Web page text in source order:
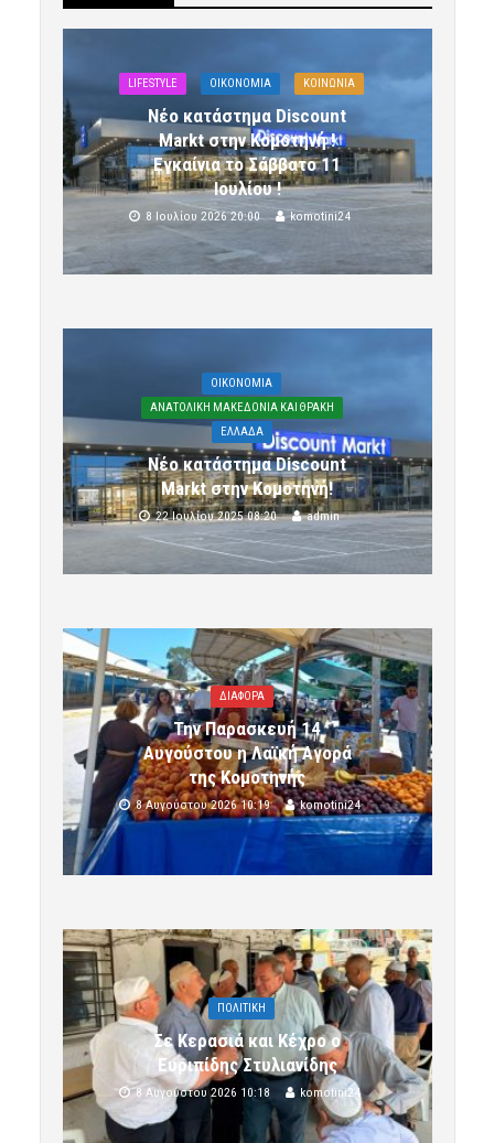
LIFESTYLE OIKONOMIA ΚΟΙΝΩΝΙΑ
Νέο κατάστημα Discount
Markt στην Κομοτηνή !
Εγκαίνια το Σάββατο 11
Ιουλίου !
8 Ιουλίου 2026 20:00 komotini24
OIKONOMIA
ΑΝΑΤΟΛΙΚΗ ΜΑΚΕΔΟΝΙΑ ΚΑΙ ΘΡΑΚΗ
ΕΛΛΑΔΑ
Νέο κατάστημα Discount
Markt στην Κομοτηνή!
22 Ιουλίου 2025 08:20 admin
ΔΙΑΦΟΡΑ
Την Παρασκευή 14
Αυγούστου η Λαϊκή Αγορά
της Κομοτηνής
8 Αυγούστου 2026 10:19 komotini24
ΠΟΛΙΤΙΚΗ
Σε Κερασιά και Κέχρο ο
Ευριπίδης Στυλιανίδης
8 Αυγούστου 2026 10:18 komotini24